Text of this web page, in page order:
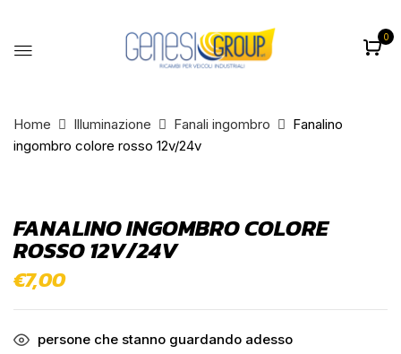
0
Home Illuminazione Fanali ingombro
Fanalino
ingombro colore rosso 12v/24v
FANALINO INGOMBRO COLORE
ROSSO 12V/24V
€7,00
persone che stanno guardando adesso
BE THE FIRST TO REVIEW
ROSSO 12V/24V”
La vostra valutazione